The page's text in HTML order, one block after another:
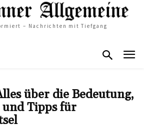
– Nachrichten mit Tiefgang
über die Bedeutung,
Tipps für